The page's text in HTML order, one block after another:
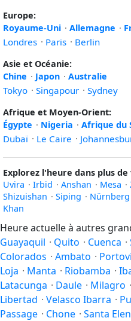
Europe:
Royaume-Uni · Allemagne ·
Londres · Paris · Berlin
Asie et Océanie:
Chine · Japon · Australie
Tokyo · Singapour · Sydney
Afrique et Moyen-Orient:
Égypte · Nigeria · Afrique du
Dubaï · Le Caire ·
Explorez l'heure dans plus de
Uvira · Irbid · Anshan · Mesa ·
Shizuishan · Siping · Nürnberg
Khan
Heure actuelle à autres
Guayaquil · Quito · Cuenca ·
Colorados · Ambato ·
Loja · Manta · Riobamba ·
Latacunga · Daule · Milagro ·
Libertad · Velasco Ibarra ·
Passage · Chone · Santa